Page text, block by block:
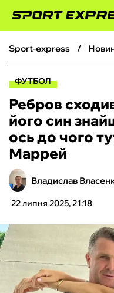
ФУТБОЛ
БОКС
ХОКЕЙ
ТЕНІС
КІБЕРСПОРТ
ФУТЗАЛ
sport-express
ФУТБОЛ
Ребров
його син
ось до чого
Маррей
Владислав
22 липня 2025, 21:18